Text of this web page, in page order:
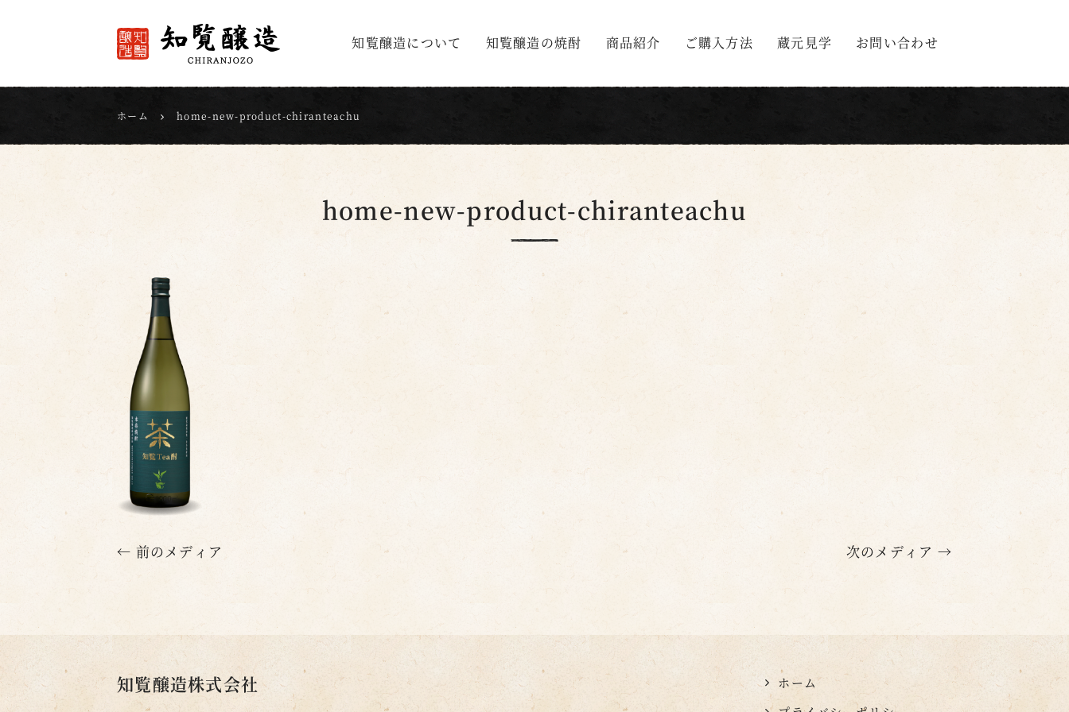
知覧醸造について 知覧醸造の焼酎 商品紹介 ご購入方法 蔵元見学 お問い合わせ
ホーム home-new-product-chiranteachu
home-new-product-chiranteachu
← 前のメディア 次のメディア →
知覧醸造株式会社
ホーム